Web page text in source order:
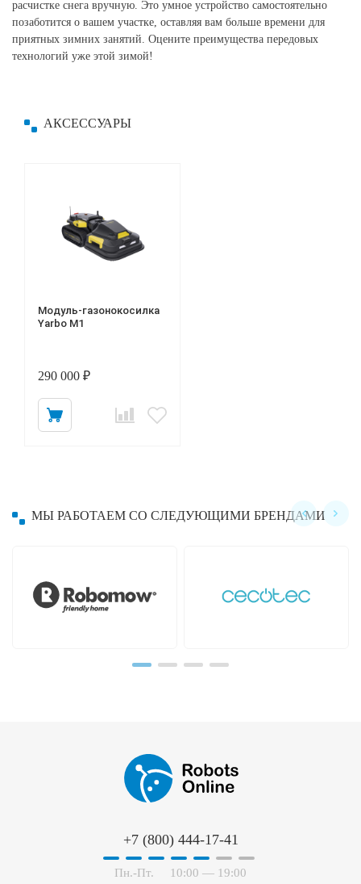
расчистке снега вручную. Это умное устройство самостоятельно
позаботится о вашем участке, оставляя вам больше времени для
приятных зимних занятий. Оцените преимущества передовых
технологий уже этой зимой!
АКСЕССУАРЫ
Модуль-газонокосилка
Yarbo M1
290 000 ₽
МЫ РАБОТАЕМ СО СЛЕДУЮЩИМИ БРЕНДАМИ
+7 (800) 444-17-41
Пн.-Пт. 10:00 — 19:00